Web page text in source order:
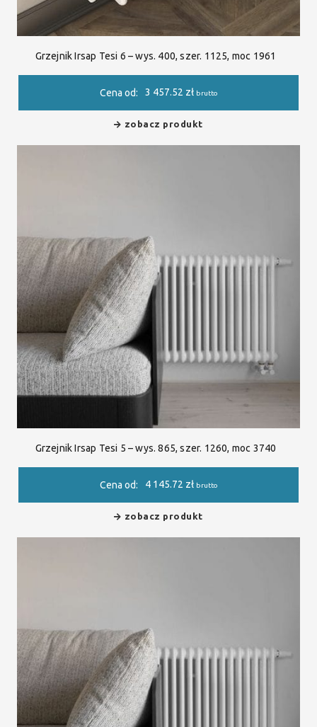
Grzejnik Irsap Tesi 6 – wys. 400, szer. 1125, moc 1961
Cena od: 3 457.52 zł brutto
zobacz produkt
Grzejnik Irsap Tesi 5 – wys. 865, szer. 1260, moc 3740
Cena od: 4 145.72 zł brutto
zobacz produkt